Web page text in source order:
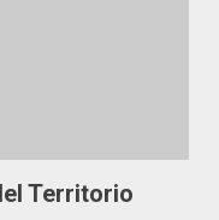
Territorio